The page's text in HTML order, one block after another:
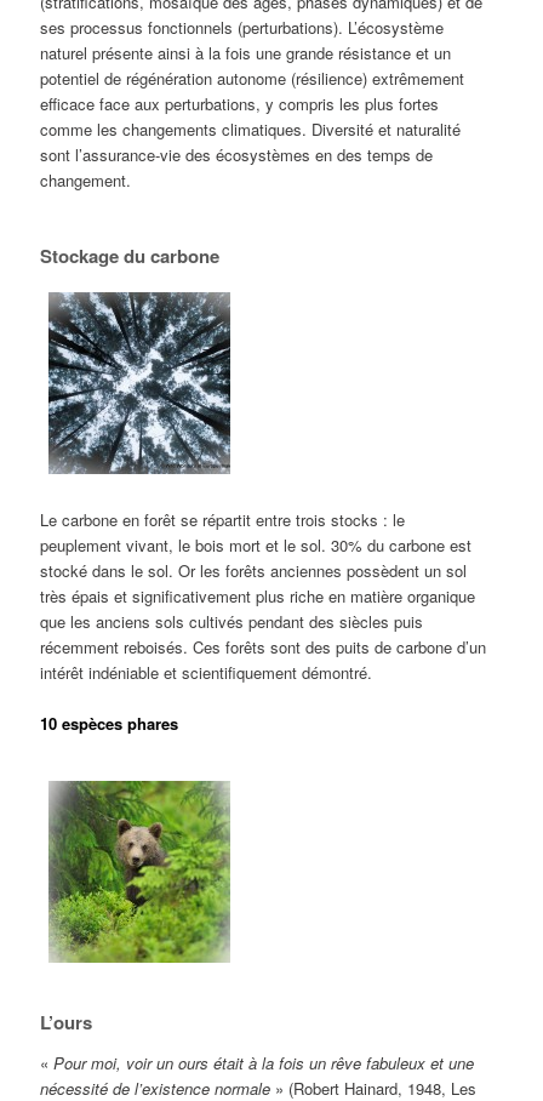
ses processus fonctionnels (perturbations). L’écosystème
naturel présente ainsi à la fois une grande résistance et un
potentiel de régénération autonome (résilience) extrêmement
efficace face aux perturbations, y compris les plus fortes
comme les changements climatiques. Diversité et naturalité
sont l’assurance-vie des écosystèmes en des temps de
changement.
Stockage du carbone
Le carbone en forêt se répartit entre trois stocks : le
peuplement vivant, le bois mort et le sol. 30% du carbone est
stocké dans le sol. Or les forêtsanciennes possèdent un sol
très épais et significativement plus riche en matière organique
que les anciens sols cultivés pendant des siècles puis
récemment reboisés. Ces forêts sont des puits de carbone d’un
intérêt indéniable et scientifiquement démontré.
10 espèces phares
L’ours
«Pour moi, voir un ours était à la fois un rêve fabuleux et une
nécessité de l’existence normale » (Robert Hainard, 1948, Les